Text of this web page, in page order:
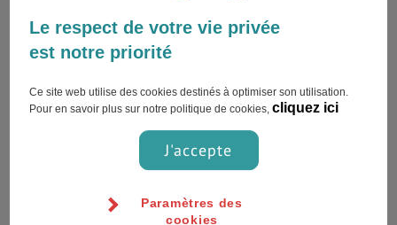
vieille forêt ombrophile au monde et des grottes
et cascades fascinantes. C’est une destination
parfaite pour les amoureux et les amateurs de
Cette jungle vieille de 160 millions d’année abrite
une faune et une flore hors du commun :
la fleur parasite géante Rafflesia,
des gibbons,
Le respect de votre vie privée
est notre priorité
Ce site web utilise des cookies destinés à optimiser son utilisation.
Pour en savoir plus sur notre politique de cookies,cliquez ici
J'accepte
Paramètres des
cookies